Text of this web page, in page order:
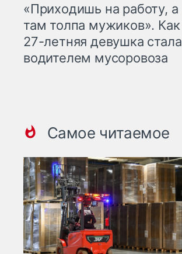
«Приходишь на работу, а
там толпа мужиков». Как
27-летняя девушка стала
водителем мусоровоза
Самое читаемое